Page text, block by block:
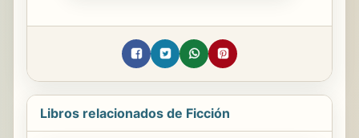
Libros relacionados de Ficción